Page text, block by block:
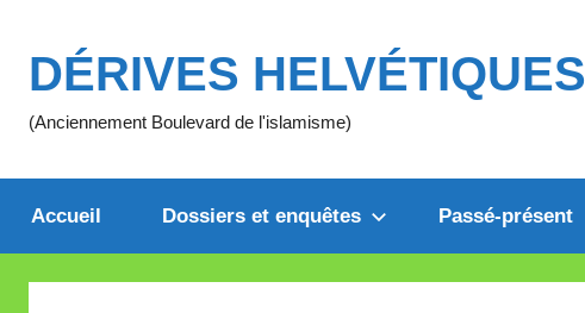
contenu
DÉRIVES HELVÉTIQUES
(Anciennement Boulevard de l'islamisme)
Accueil Dossiers et enquêtes Passé-présent